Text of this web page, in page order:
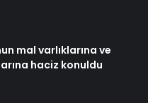
mal varlıklarına ve
haciz konuldu